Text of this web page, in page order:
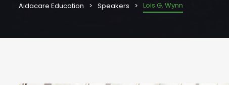
Aidacare Education Speakers Lois G. Wynn